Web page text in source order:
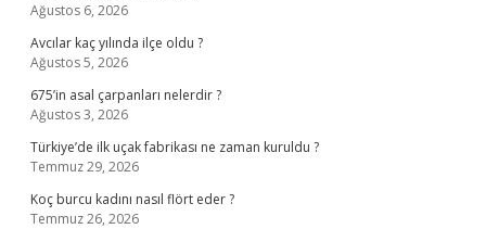
Ağustos 6, 2026
Avcılar kaç yılında ilçe oldu ?
Ağustos 5, 2026
675’in asal çarpanları nelerdir ?
Ağustos 3, 2026
Türkiye’de ilk uçak fabrikası ne zaman kuruldu ?
Temmuz 29, 2026
Koç burcu kadını nasıl flört eder ?
Temmuz 26, 2026